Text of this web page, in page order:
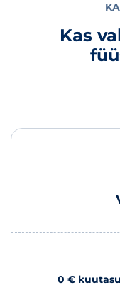
Kas
0 € kuutasu